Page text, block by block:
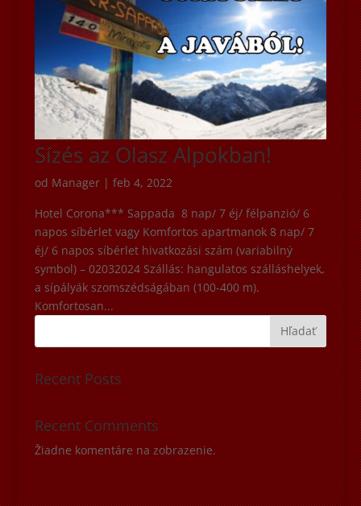
Sízés az Olasz Alpokban!
odManager|feb 4, 2022
Hotel Corona*** Sappada 8 nap/ 7 éj/ félpanzió/ 6
napos síbérlet vagy Komfortos apartmanok 8 nap/ 7
éj/ 6 napos síbérlet hivatkozási szám (variabilný
symbol) – 02032024 Szállás: hangulatos szálláshelyek,
a sípályák szomszédságában (100-400 m).
Komfortosan...
Hľadať
Recent Posts
Recent Comments
Žiadne komentáre na zobrazenie.